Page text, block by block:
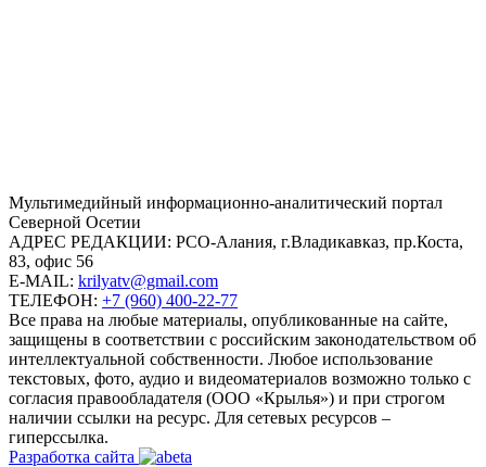
Mультимедийный информационно-аналитический портал
Северной Осетии
АДРЕС РЕДАКЦИИ: РСО-Алания, г.Владикавказ, пр.Коста,
83, офис 56
E-MAIL: krilyatv@gmail.com
ТЕЛЕФОН: +7 (960) 400-22-77
Все права на любые материалы, опубликованные на сайте,
защищены в соответствии с российским законодательством об
интеллектуальной собственности. Любое использование
текстовых, фото, аудио и видеоматериалов возможно только с
согласия правообладателя (ООО «Крылья») и при строгом
наличии ссылки на ресурс. Для сетевых ресурсов –
гиперссылка.
Разработка сайта